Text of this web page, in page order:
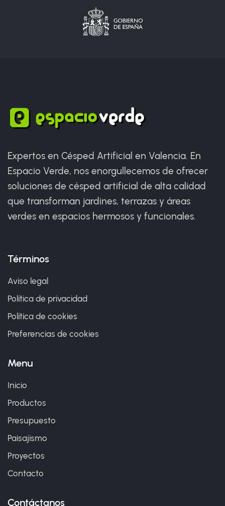
Expertos en Césped Artificial en Valencia. En
Espacio Verde, nos enorgullecemos de ofrecer
soluciones de césped artificial de alta calidad
que transforman jardines, terrazas y áreas
verdes en espacios hermosos y funcionales.
Términos
Aviso legal
Política de privacidad
Política de cookies
Preferencias de cookies
Menu
Inicio
Productos
Presupuesto
Paisajismo
Proyectos
Contacto
Contáctanos